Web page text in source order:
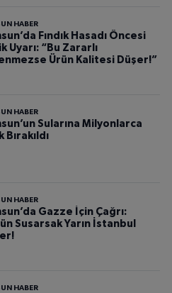
HABER
Fındık Hasadı Öncesi
Uyarı: “Bu Zararlı
Ürün Kalitesi Düşer!”
HABER
Sularına Milyonlarca
Bırakıldı
HABER
Gazze İçin Çağrı:
Susarsak Yarın İstanbul
HABER